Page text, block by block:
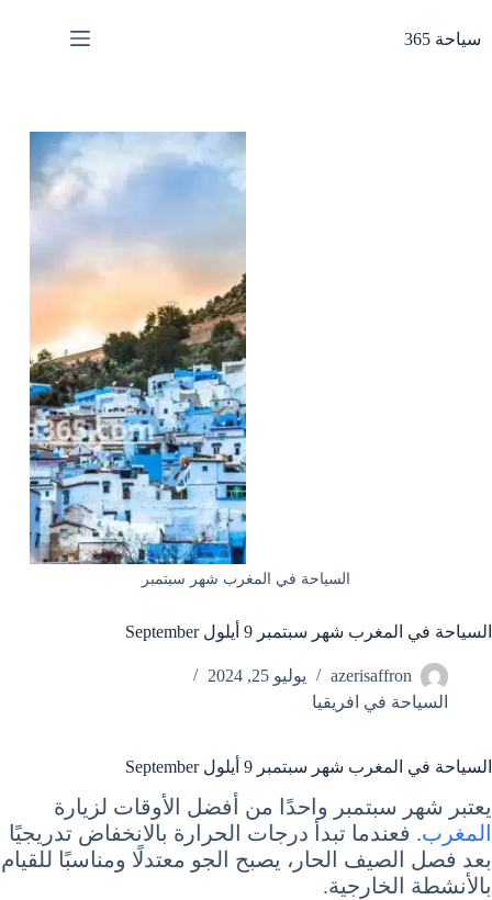
المحتوى
سياحة 365
السياحة في المغرب شهر سبتمبر
السياحة في المغرب شهر سبتمبر 9 أيلول September
azerisaffron
يوليو 25, 2024
السياحة في افريقيا
السياحة في المغرب شهر سبتمبر 9 أيلول September
يعتبر شهر سبتمبر واحدًا من أفضل الأوقات لزيارة
المغرب. فعندما تبدأ درجات الحرارة بالانخفاض تدريجيًا
بعد فصل الصيف الحار، يصبح الجو معتدلًا ومناسبًا للقيام
بالأنشطة الخارجية.